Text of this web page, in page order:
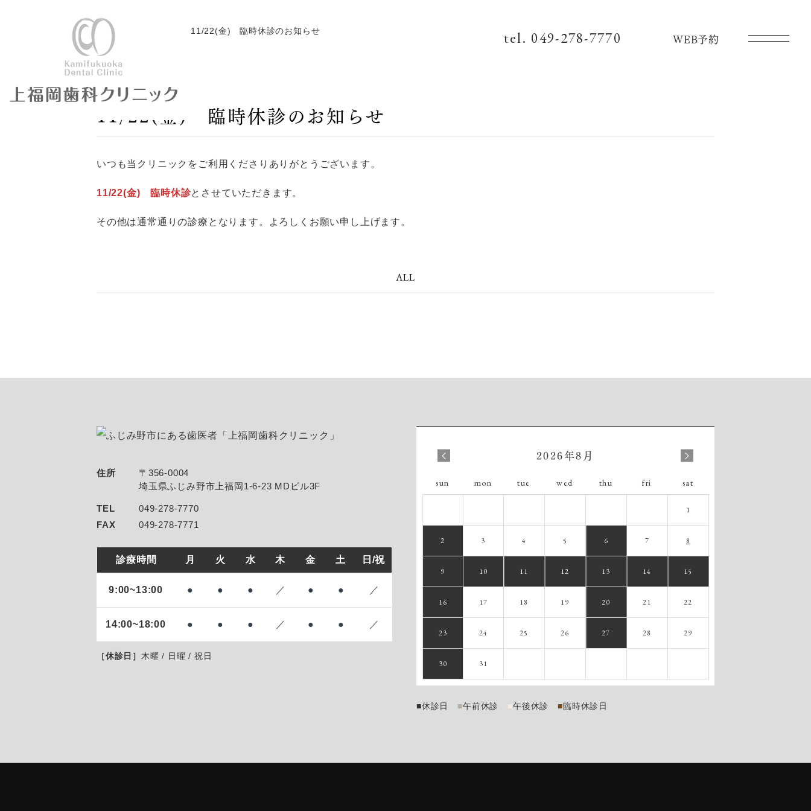
tel. 049-278-7770 WEB予約
HOME 11/22(金) 臨時休診のお知らせ
2024.11.11
11/22(金) 臨時休診のお知らせ
いつも当クリニックをご利用くださりありがとうございます。
11/22(金) 臨時休診とさせていただきます。
その他は通常通りの診療となります。よろしくお願い申し上げます。
ALL
住所
〒356-0004
埼玉県ふじみ野市上福岡1-6-23 MDビル3F
TEL
049-278-7770
FAX
049-278-7771
診療時間 月 火 水 木 金 土 日/祝
9:00~13:00 ● ● ● ／ ● ● ／
14:00~18:00 ● ● ● ／ ● ● ／
［休診日］ 木曜 / 日曜 / 祝日
2026年8月
sun mon tue wed thu fri sat
1
2 3 4 5 6 7 8
9 10 11 12 13 14 15
16 17 18 19 20 21 22
23 24 25 26 27 28 29
30 31
■休診日 ■午前休診 ■午後休診 ■臨時休診日